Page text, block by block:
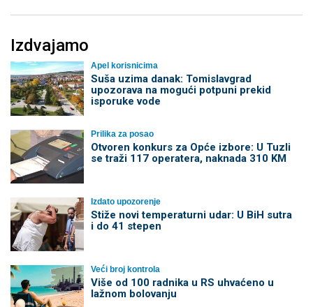
Izdvajamo
Apel korisnicima
Suša uzima danak: Tomislavgrad
upozorava na mogući potpuni prekid
isporuke vode
Prilika za posao
Otvoren konkurs za Opće izbore: U Tuzli
se traži 117 operatera, naknada 310 KM
Izdato upozorenje
Stiže novi temperaturni udar: U BiH sutra
i do 41 stepen
Veći broj kontrola
Više od 100 radnika u RS uhvaćeno u
lažnom bolovanju